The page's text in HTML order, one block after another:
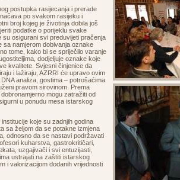
postupka rasijecanja i prerade
po svakom rasijeku i
broj kojeg je životinja dobila još
podatke o porijeklu svake
su osigurani svi preduvijeti pračenja
sa namjerom dobivanja oznake
tome, kako bi se spriječilo varanje
dodjeljuje oznake koje
kvalitete. Svjesni činjenice da
i lažiraju, AZRRI će upravo ovim
analiza, gostima – potrošaćima
pravom sirovinom. Prema
mogu zatražiti od
u ponudu mesa istarskog
koje su zadnjih godina
sa željom da se potakne izmjena
odnosno da se nastavi podržavati
kuharstva, gastrokritičari,
uzgajivači i svi entuzijasti,
ustrajati na zaštiti istarskog
i valorizacijom dodanih vrijednosti